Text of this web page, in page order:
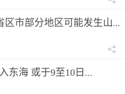
区市部分地区可能发生山...
东海 或于9至10日...